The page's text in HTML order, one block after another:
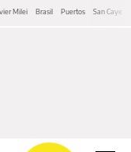
Milei Brasil Puertos San